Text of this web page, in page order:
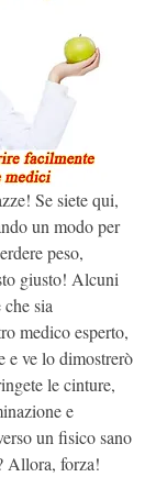
Se siete qui,
un modo per
peso,
giusto! Alcuni
sia
medico esperto,
e ve lo dimostrerò
le cinture,
e
un fisico sano
Allora, forza!